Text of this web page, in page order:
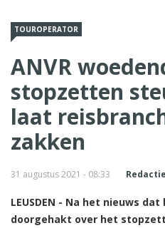
TOUROPERATOR
ANVR
stopzetten
laat
zakken
31 augustus 2021 - 08:33
LEUSDEN - Na het nieuws
doorgehakt over het